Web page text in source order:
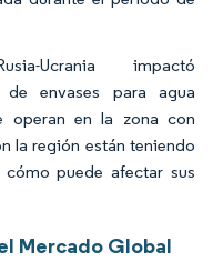
Ucrania impactó
envases para agua
operan en la zona con
la región están teniendo
puede afectar sus
Mercado Global